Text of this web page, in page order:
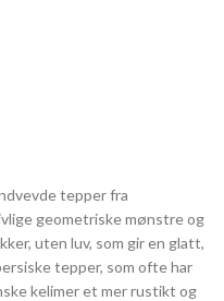
tepper fra
geometriske mønstre og
uten luv, som gir en glatt,
tepper, som ofte har
kelimer et mer rustikt og